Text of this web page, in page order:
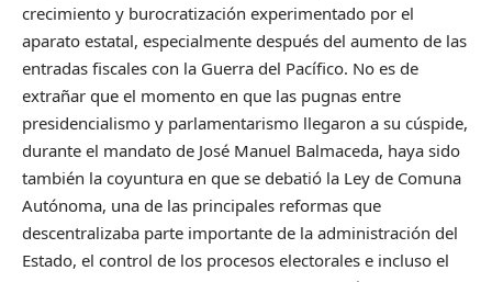
crecimiento y burocratización experimentado por el
aparato estatal, especialmente después del aumento de las
entradas fiscales con la Guerra del Pacífico. No es de
extrañar que el momento en que las pugnas entre
presidencialismo y parlamentarismo llegaron a su cúspide,
durante el mandato de José Manuel Balmaceda, haya sido
también la coyuntura en que se debatió la Ley de Comuna
Autónoma, una de las principales reformas que
descentralizaba parte importante de la administración del
Estado, el control de los procesos electorales e incluso el